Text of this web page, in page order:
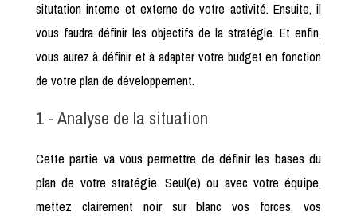
situtation interne et externe de votre activité. Ensuite, il
vous faudra définir les objectifs de la stratégie. Et enfin,
vous aurez à définir et à adapter votre budget en fonction
de votre plan de développement.
1 - Analyse de la situation
Cette partie va vous permettre de définir les bases du
plan de votre stratégie. Seul(e) ou avec votre équipe,
mettez clairement noir sur blanc vos forces, vos